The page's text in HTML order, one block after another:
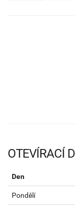
OTEVÍRACÍ
Den
Pondělí